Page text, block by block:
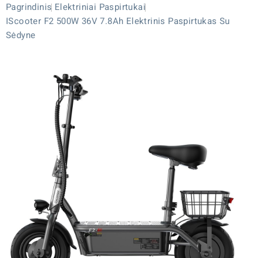
Pagrindinis Elektriniai Paspirtukai
IScooter F2 500W 36V 7.8Ah Elektrinis Paspirtukas Su
Sėdyne